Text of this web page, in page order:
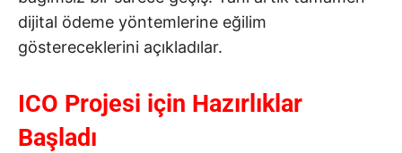
dijital ödeme yöntemlerine eğilim
göstereceklerini açıkladılar.
ICO Projesi için Hazırlıklar
Başladı